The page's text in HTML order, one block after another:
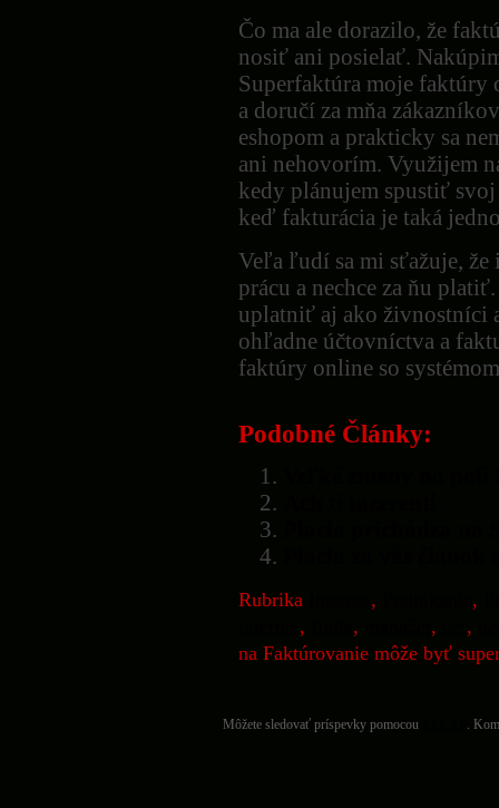
Čo ma ale dorazilo, že
nosiť ani posielať.
Superfaktúra moje faktúry
a doručí za mňa
eshopom a prakticky sa
ani nehovorím. Využijem
kedy plánujem spustiť
keď fakturácia je taká
Veľa ľudí sa mi sťažuje, že
prácu a nechce za ňu
uplatniť aj ako živnostníci
ohľadne účtovníctva a
faktúry online so
Podobné Články:
Rubrika , ,
, , , ,
na Faktúrovanie môže byť
Môžete sledovať príspevky pomocou .